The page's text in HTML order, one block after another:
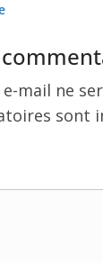
mail ne
sont